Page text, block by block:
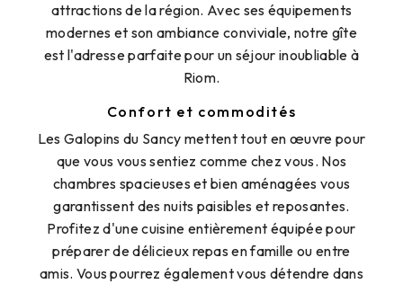
attractions de la région. Avec ses équipements
modernes et son ambiance conviviale, notre gîte
est l'adresse parfaite pour un séjour inoubliable à
Riom.
Confort et commodités
Les Galopins du Sancy mettent tout en œuvre pour
que vous vous sentiez comme chez vous. Nos
chambres spacieuses et bien aménagées vous
garantissent des nuits paisibles et reposantes.
Profitez d'une cuisine entièrement équipée pour
préparer de délicieux repas en famille ou entre
amis. Vous pourrez également vous détendre dans